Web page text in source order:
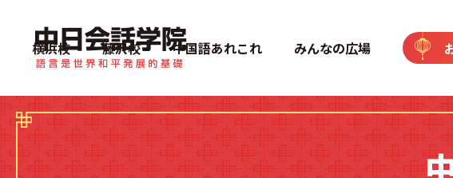
中日会話学院｜中国
横浜校 藤沢校 中国語あれこれ みんなの広場